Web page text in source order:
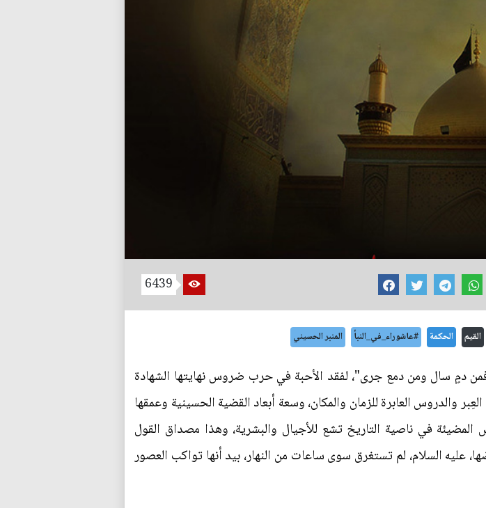
6439
القيم الحكمة #عاشوراء_في_النبأ المنبر الحسيني
دمٍ سال ومن دمع جرى"، لفقد الأحبة في حرب ضروس نهايتها الشهادة
والدروس العابرة للزمان والمكان، وسعة أبعاد القضية الحسينية وعمقها
في ناصية التاريخ تشع للأجيال والبشرية، وهذا مصداق القول
عليه السلام، لم تستغرق سوى ساعات من النهار، بيد أنها تواكب العصور